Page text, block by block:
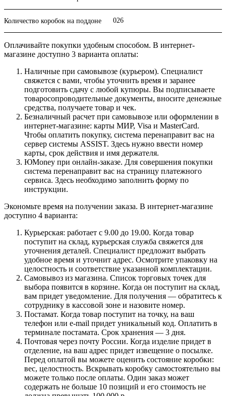
Количество коробок на поддоне 026
Оплачивайте покупки удобным способом. В интернет-
магазине доступно 3 варианта оплаты:
Наличные при самовывозе (курьером). Специалист
свяжется с вами, чтобы уточнить время и заранее
подготовить сдачу с любой купюры. Вы подписываете
товаросопроводительные документы, вносите денежные
средства, получаете товар и чек.
Безналичный расчет при самовывозе или оформлении в
интернет-магазине: карты МИР, Visa и MasterCard.
Чтобы оплатить покупку, система перенаправит вас на
сервер системы ASSIST. Здесь нужно ввести номер
карты, срок действия и имя держателя.
ЮMoney при онлайн-заказе. Для совершения покупки
система перенаправит вас на страницу платежного
сервиса. Здесь необходимо заполнить форму по
инструкции.
Экономьте время на получении заказа. В интернет-магазине
доступно 4 варианта:
Курьерская: работает с 9.00 до 19.00. Когда товар
поступит на склад, курьерская служба свяжется для
уточнения деталей. Специалист предложит выбрать
удобное время и уточнит адрес. Осмотрите упаковку на
целостность и соответствие указанной комплектации.
Самовывоз из магазина. Список торговых точек для
выбора появится в корзине. Когда он поступит на склад,
вам придет уведомление. Для получения — обратитесь к
сотруднику в кассовой зоне и назовите номер.
Постамат. Когда товар поступит на точку, на ваш
телефон или e-mail придет уникальный код. Оплатить в
терминале постамата. Срок хранения — 3 дня.
Почтовая через почту России. Когда изделие придет в
отделение, на ваш адрес придет извещение о посылке.
Перед оплатой вы можете оценить состояние коробки:
вес, целостность. Вскрывать коробку самостоятельно вы
можете только после оплаты. Один заказ может
содержать не больше 10 позиций и его стоимость не